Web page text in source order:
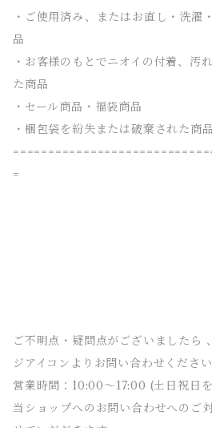
・ご使用済み、またはお直し・洗濯
品
・お客様のもとでニオイの付着、汚
た商品
・セール商品・福袋商品
・梱包袋を紛失または破棄された商品
=
ご不明点・疑問点がございましたら
ジアイコンよりお問い合わせください
営業時間：10:00〜17:00 (土日祝日
当ショップへのお問い合わせへのご